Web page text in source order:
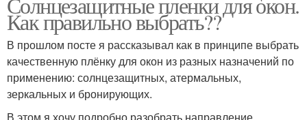
Как правильно выбрать??
В прошлом посте я рассказывал как в принципе выбрать
качественную плёнку для окон из разных назначений по
применению: солнцезащитных, атермальных,
зеркальных и бронирующих.